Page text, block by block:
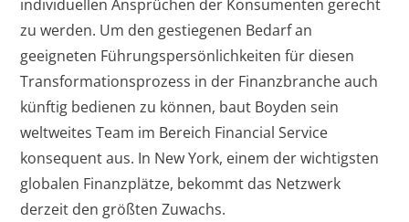
individuellen Ansprüchen der Konsumenten gerecht
zu werden. Um den gestiegenen Bedarf an
geeigneten Führungspersönlichkeiten für diesen
Transformationsprozess in der Finanzbranche auch
künftig bedienen zu können, baut Boyden sein
weltweites Team im Bereich Financial Service
konsequent aus. In New York, einem der wichtigsten
globalen Finanzplätze, bekommt das Netzwerk
derzeit den größten Zuwachs.